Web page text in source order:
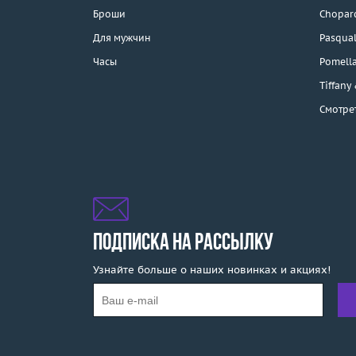
Бесплатная доставка
Покупка и оплата
Броши
Для мужчин
Часы
Tiffany
ПОДПИСКА НА РАССЫЛКУ
Узнайте больше о наших новинках и акциях!